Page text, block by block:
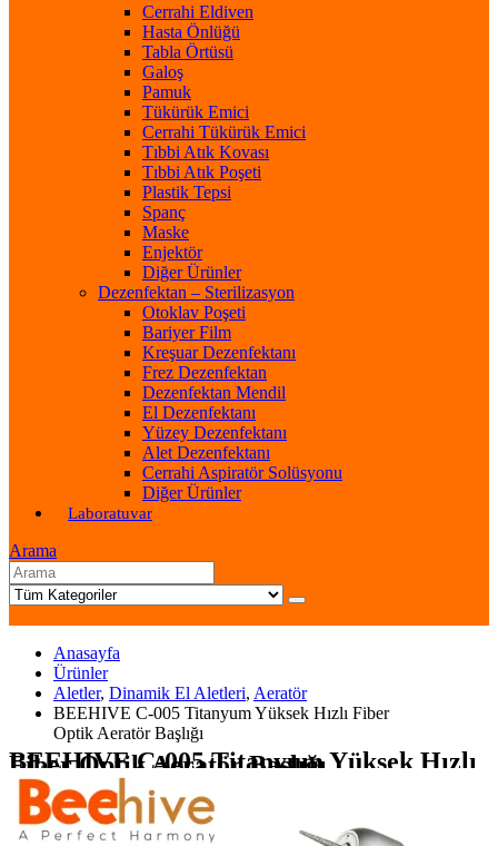
Cerrahi Eldiven
Hasta Önlüğü
Tabla Örtüsü
Galoş
Pamuk
Tükürük Emici
Cerrahi Tükürük Emici
Tıbbi Atık Kovası
Tıbbi Atık Poşeti
Plastik Tepsi
Spanç
Maske
Enjektör
Diğer Ürünler
Dezenfektan – Sterilizasyon
Otoklav Poşeti
Bariyer Film
Kreşuar Dezenfektanı
Frez Dezenfektan
Dezenfektan Mendil
El Dezenfektanı
Yüzey Dezenfektanı
Alet Dezenfektanı
Cerrahi Aspiratör Solüsyonu
Diğer Ürünler
Laboratuvar
Arama
Anasayfa
Ürünler
Aletler, Dinamik El Aletleri, Aeratör
BEEHIVE C-005 Titanyum Yüksek Hızlı Fiber
Optik Aeratör Başlığı
BEEHIVE C-005 Titanyum Yüksek Hızlı
Fiber Optik Aeratör Başlığı